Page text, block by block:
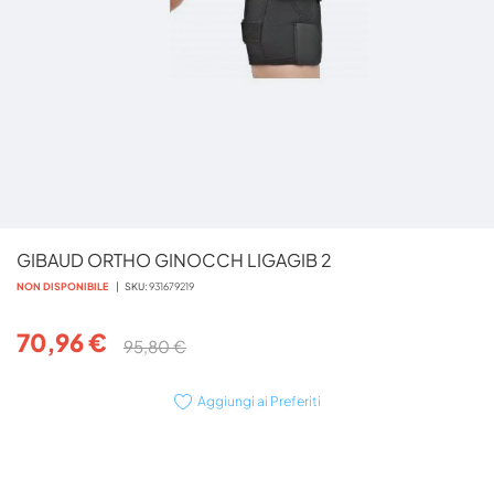
GIBAUD ORTHO GINOCCH LIGAGIB 2
NON DISPONIBILE SKU 931679219
70,96 € 95,80 €
Aggiungi ai Preferiti
all'inizio
della
immagini